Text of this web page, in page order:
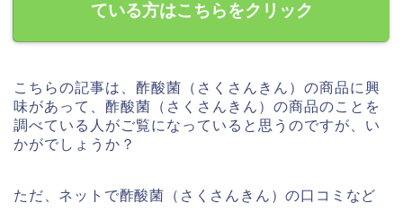
ている方はこちらをクリック
こちらの記事は、酢酸菌（さくさんきん）の商品に興
味があって、酢酸菌（さくさんきん）の商品のことを
調べている人がご覧になっていると思うのですが、い
かがでしょうか？
ただ、ネットで酢酸菌（さくさんきん）の口コミなど